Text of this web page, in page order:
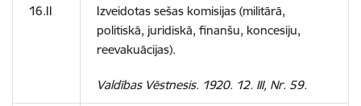
16.II
Izveidotas sešas komisijas (militārā,
politiskā, juridiskā, finanšu, koncesiju,
reevakuācijas).
Valdības Vēstnesis. 1920. 12. III, Nr. 59.